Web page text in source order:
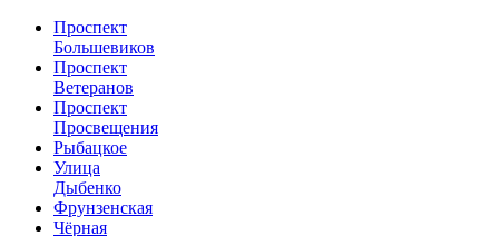
Проспект
Большевиков
Проспект
Ветеранов
Проспект
Просвещения
Рыбацкое
Улица
Дыбенко
Фрунзенская
Чёрная